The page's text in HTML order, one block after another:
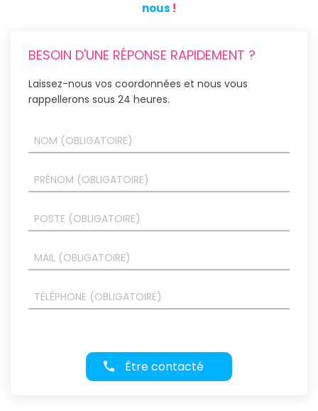
nous !
BESOIN D'UNE RÉPONSE RAPIDEMENT ?
Laissez-nous vos coordonnées et nous vous
rappellerons sous 24 heures.
Être contacté